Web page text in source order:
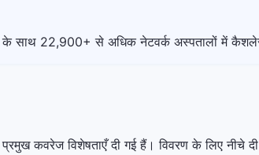
के साथ 22,900+ से अधिक नेटवर्क अस्पतालों में
प्रमुख कवरेज विशेषताएँ दी गई हैं। विवरण के लिए नीचे